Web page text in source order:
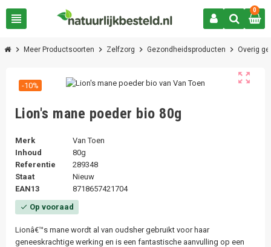
view_headline
0
chevron_right Meer Productsoorten chevron_right Zelfzorg chevron_right Gezondheidsproducten chevron_right Overig
zoom_out_map
-10%
Lion's mane poeder bio 80g
Merk
Van Toen
Inhoud
80g
Referentie
289348
Staat
Nieuw
EAN13
8718657421704
check Op vooraad
Lionâ€™s mane wordt al van oudsher gebruikt voor haar
geneeskrachtige werking en is een fantastische aanvulling op een